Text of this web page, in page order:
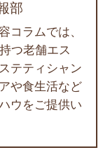
部
コラムでは、
つ老舗エス
テティシャン
や食生活など
ウをご提供い